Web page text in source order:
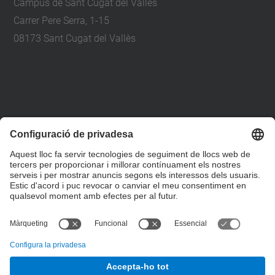
Campus de Sant Cugat del Vallès
Carrer Pere Serra, 1-15
08173 Sant Cugat del Vallès
etsav@upc.edu
contacte
on som
segueix-nos
Escola Tècnica Superior d'Arquitectura del Vallès